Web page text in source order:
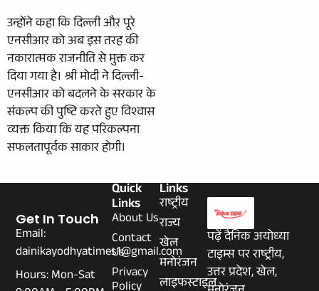
उन्होंने कहा कि दिल्ली और पूरे
एनसीआर को अब इस तरह की
नकारात्मक राजनीति से मुक्त कर
दिया गया है। श्री मोदी ने दिल्ली-
एनसीआर को बदलने के सरकार के
संकल्प की पुष्टि करते हुए विश्वास
व्यक्त किया कि यह परिकल्पना
सफलतापूर्वक साकार होगी।
पढ़ें दैनिक अयोध्या
टाइम्स पर राष्ट्रीय,
उत्तर प्रदेश, खेल,
Links
राष्ट्रीय
राज्य
खेल
मनोरंजन
लाइफस्टाइल
Quick
Links
About Us
Contact
Us
Privacy
Get In Touch
Email:
dainikayodhyatimes1@gmail.com
Hours: Mon-Sat